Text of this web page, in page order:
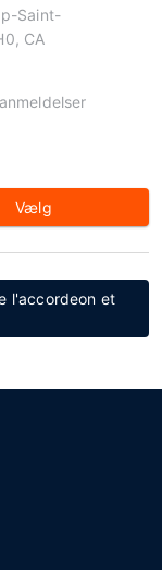
Saint-
CA
Vælg
l'accordeon et